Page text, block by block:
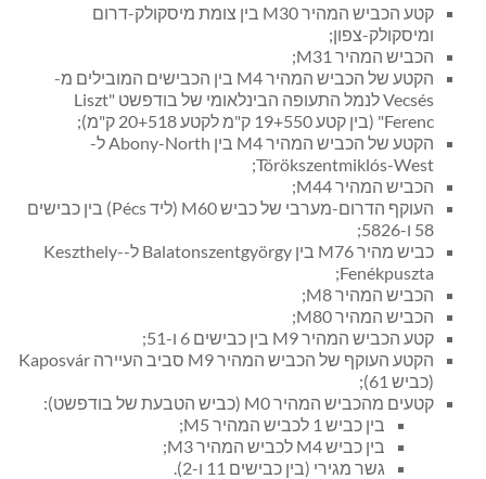
קטע הכביש המהיר M30 בין צומת מיסקולק-דרום
ומיסקולק-צפון;
הכביש המהיר M31;
הקטע של הכביש המהיר M4 בין הכבישים המובילים מ-
Vecsés לנמל התעופה הבינלאומי של בודפשט "Liszt
Ferenc" (בין קטע 19+550 ק"מ לקטע 20+518 ק"מ);
הקטע של הכביש המהיר M4 בין Abony-North ל-
Törökszentmiklós-West;
הכביש המהיר M44;
העוקף הדרום-מערבי של כביש M60 (ליד Pécs) בין כבישים
58 ו-5826;
כביש מהיר M76 בין Balatonszentgyörgy ל-Keszthely-
Fenékpuszta;
הכביש המהיר M8;
הכביש המהיר M80;
קטע הכביש המהיר M9 בין כבישים 6 ו-51;
הקטע העוקף של הכביש המהיר M9 סביב העיירה Kaposvár
(כביש 61);
קטעים מהכביש המהיר M0 (כביש הטבעת של בודפשט):
בין כביש 1 לכביש המהיר M5;
בין כביש M4 לכביש המהיר M3;
גשר מגירי (בין כבישים 11 ו-2).